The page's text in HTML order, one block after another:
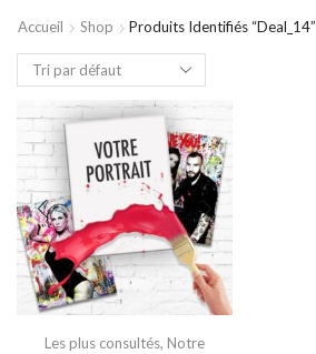
Accueil Shop Produits Identifiés “deal_14”
Les plus consultés, Notre